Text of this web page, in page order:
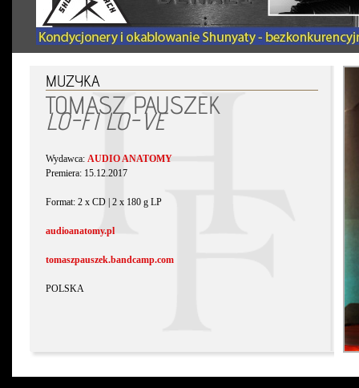
MUZYKA
TOMASZ PAUSZEK
LO-FI LO-VE
Wydawca: AUDIO ANATOMY
Premiera: 15.12.2017
Format: 2 x CD | 2 x 180 g LP
audioanatomy.pl
tomaszpauszek.bandcamp.com
POLSKA